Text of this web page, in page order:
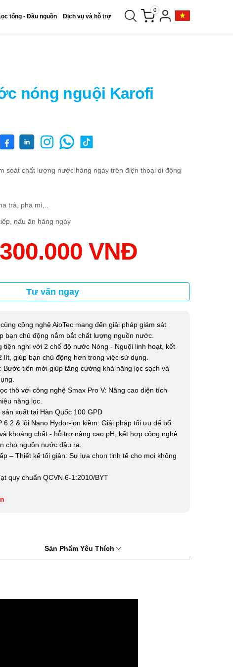
tổng - Đầu nguồn Dịch vụ và hỗ trợ
0
nóng nguội Karofi
soát chất lượng nước hàng ngày trên điện thoại di động
trà, pha mì,..
nấu ăn hàng ngày
VNĐ
Tư vấn ngay
công nghệ AioTec mang đến giải pháp giám sát
bạn chủ động nắm bắt chất lượng nguồn nước.
tiện nghi với 2 chế độ nước Nóng - Nguội linh hoạt, kết
lít, giúp bạn chủ động hơn trong việc sử dụng.
Bước tiến mới giúp tăng cường khả năng lọc sạch và
thô với công nghệ Smax Pro V: Nâng cao diện tích
năng lọc.
xuất tại Hàn Quốc 100 GPD
6.2 & lõi Nano Hydor-ion kiềm: Giải pháp tối ưu để bổ
khoáng chất - hỗ trợ nâng cao pH, kết hợp công nghệ
cho nguồn nước đầu ra.
– Thiết kế tối giản: Sự lựa chọn tinh tế cho mọi không
quy chuẩn QCVN 6-1:2010/BYT
Sản Phẩm Yêu Thích